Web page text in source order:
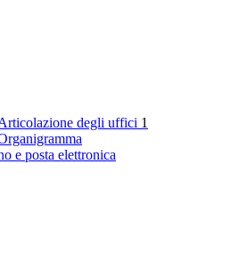
degli uffici 1
e posta elettronica